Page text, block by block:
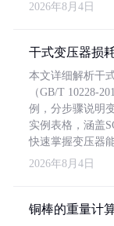
2026年8月4日
干式变压器损
本文详细解析干
（GB/T 10228-
例，分步骤说明
实例表格，涵盖
快速掌握变压器
2026年8月4日
铜棒的重量计